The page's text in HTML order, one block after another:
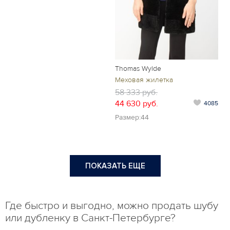
Thomas Wylde
Меховая жилетка
58 333 руб.
44 630 руб.
4085
Размер:44
ПОКАЗАТЬ ЕЩЕ
Где быстро и выгодно, можно продать шубу
или дубленку в Санкт-Петербурге?